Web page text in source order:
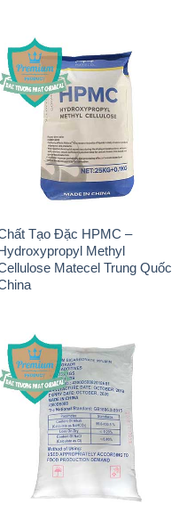
Sodium Bicarbonate – Bicar
NaHCO3 Food Grade Trung
Quốc China
K2Co3 – Potassium
Carbonate GACL Ấn Độ India